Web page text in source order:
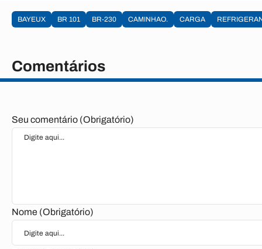
BAYEUX BR 101 BR-230 CAMINHAO. CARGA
Comentários
Seu comentário (Obrigatório)
Nome (Obrigatório)